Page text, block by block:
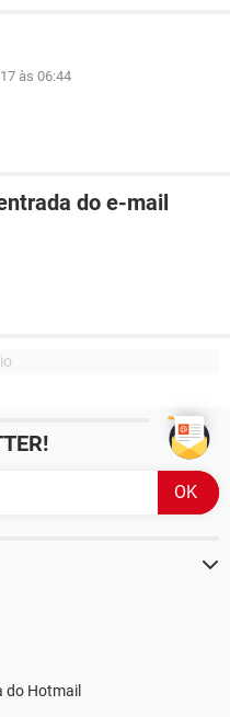
às 06:44
do e-mail
do Hotmail